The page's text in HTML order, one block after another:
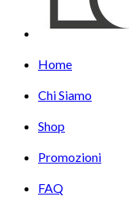
Home
Chi Siamo
Shop
Promozioni
FAQ